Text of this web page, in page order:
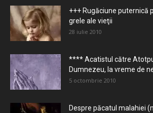
+++ Rugăciune puternică
grele ale vieţii
28 iulie 2010
**** Acatistul către
Dumnezeu, la vreme de
5 octombrie 2010
Despre păcatul malahiei